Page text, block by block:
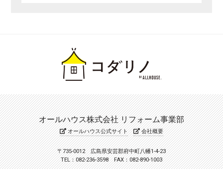
オールハウス株式会社 リフォーム事業部
オールハウス公式サイト 会社概要
〒735-0012 広島県安芸郡府中町八幡1-4-23
TEL：082-236-3598 FAX：082-890-1003